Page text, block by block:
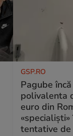
GSP.RO
Pagube
polivalenta
euro din
tentative de